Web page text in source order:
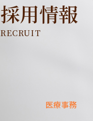
採用情報
RECRUIT
医療事務